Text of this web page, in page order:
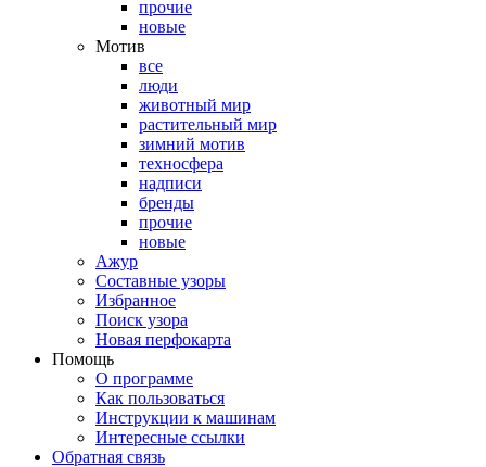
прочие
новые
Мотив
все
люди
животный мир
растительный мир
зимний мотив
техносфера
надписи
бренды
прочие
новые
Ажур
Составные узоры
Избранное
Поиск узора
Новая перфокарта
Помощь
О программе
Как пользоваться
Инструкции к машинам
Интересные ссылки
Обратная связь